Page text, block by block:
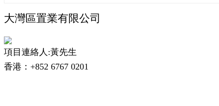
大灣區置業有限公司
項目連絡人:黃先生
香港：+852 6767 0201